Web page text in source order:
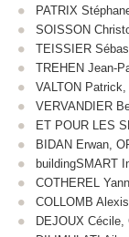
PATRIX
SOISSON
TEISSIER
TREHEN Jean-
VALTON
VERVANDIER
ET POUR LES
BIDAN Erwan,
buildingSMART
COTHEREL
COLLOMB
DEJOUX Cécile,